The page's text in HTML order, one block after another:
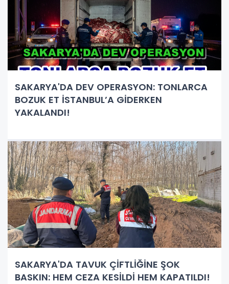
SAKARYA'DA DEV OPERASYON: TONLARCA
BOZUK ET İSTANBUL’A GİDERKEN
YAKALANDI!
SAKARYA'DA TAVUK ÇİFTLİĞİNE ŞOK
BASKIN: HEM CEZA KESİLDİ HEM KAPATILDI!